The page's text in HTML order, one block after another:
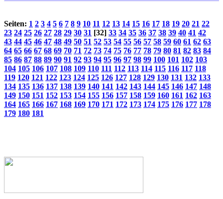
Seiten: 1 2 3 4 5 6 7 8 9 10 11 12 13 14 15 16 17 18 19 20 21 22
23 24 25 26 27 28 29 30 31 [32] 33 34 35 36 37 38 39 40 41 42
43 44 45 46 47 48 49 50 51 52 53 54 55 56 57 58 59 60 61 62 63
64 65 66 67 68 69 70 71 72 73 74 75 76 77 78 79 80 81 82 83 84
85 86 87 88 89 90 91 92 93 94 95 96 97 98 99 100 101 102 103
104 105 106 107 108 109 110 111 112 113 114 115 116 117 118
119 120 121 122 123 124 125 126 127 128 129 130 131 132 133
134 135 136 137 138 139 140 141 142 143 144 145 146 147 148
149 150 151 152 153 154 155 156 157 158 159 160 161 162 163
164 165 166 167 168 169 170 171 172 173 174 175 176 177 178
179 180 181